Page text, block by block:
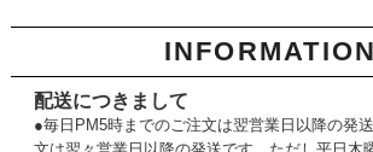
INFORMATION
配送につきまして
●毎日PM5時までのご注文は翌営業日以降の発